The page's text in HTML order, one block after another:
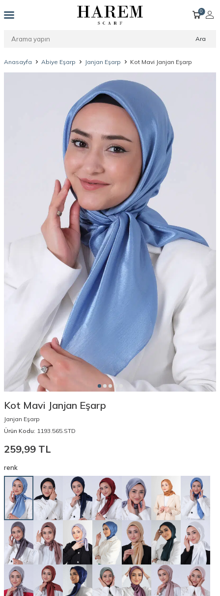
Ara
0
Anasayfa Abiye Eşarp Janjan Eşarp Kot Mavi Janjan Eşarp
Kot Mavi Janjan Eşarp
Janjan Eşarp
Ürün Kodu: 1193.565.STD
259,99 TL
renk